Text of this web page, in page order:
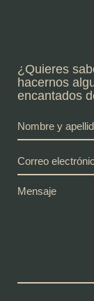
¿Quieres
hacernos
encantados